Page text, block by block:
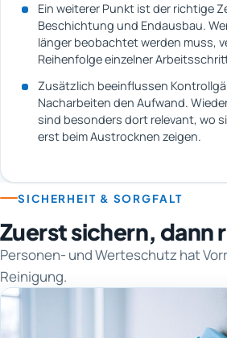
Ein weiterer Punkt ist der richtige
Beschichtung und Endausbau.
länger beobachtet werden muss,
Reihenfolge einzelner
Zusätzlich beeinflussen
Nacharbeiten den Aufwand.
sind besonders dort relevant, wo
erst beim Austrocknen zeigen.
SICHERHEIT & SORGFALT
Zuerst sichern, dann
Personen- und Werteschutz hat
Reinigung.